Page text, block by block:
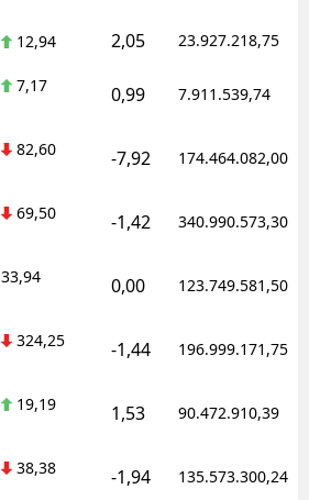
12,94 2,05 23.927.218,75
7,17 0,99 7.911.539,74
82,60 -7,92 174.464.082,00
69,50 -1,42 340.990.573,30
33,94 0,00 123.749.581,50
324,25 -1,44 196.999.171,75
19,19 1,53 90.472.910,39
38,38 -1,94 135.573.300,24